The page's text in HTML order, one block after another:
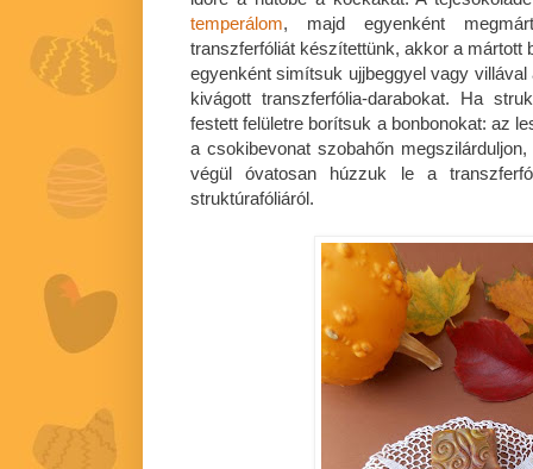
temperálom, majd egyenként
transzferfóliát készítettünk, akkor a mártott
egyenként simítsuk ujjbeggyel vagy
kivágott transzferfólia-darabokat. Ha
festett felületre borítsuk a bonbonokat: az
a csokibevonat szobahőn
végül óvatosan húzzuk le a
struktúrafóliáról.